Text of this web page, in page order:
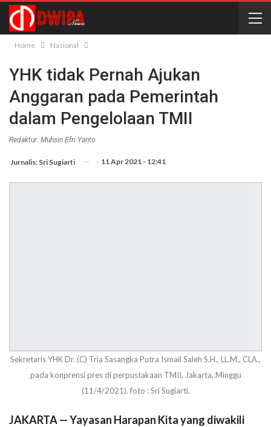
Home Nasional
YHK tidak Pernah Ajukan
Anggaran pada Pemerintah
dalam Pengelolaan TMII
Redaktur: Muhsin Efri Yanto
Jurnalis: Sri Sugiarti - 11 Apr 2021 - 12:41
Sekretaris YHK Dr. (C) Tria Sasangka Putra Ismail Saleh S.H., LL.M., CLA.,
pada konprensi pres di perpustakaan TMII, Jakarta, Minggu
(11/4/2021). foto : Sri Sugiarti.
JAKARTA — Yayasan Harapan Kita yang diwakili